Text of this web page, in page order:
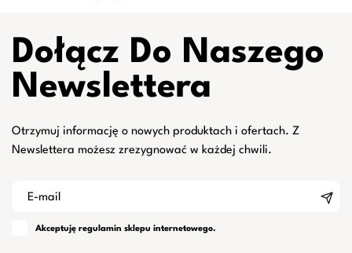
Dołącz Do Naszego
Newslettera
Otrzymuj informację o nowych produktach i ofertach. Z
Newslettera możesz zrezygnować w każdej chwili.
Akceptuję regulamin sklepu internetowego.